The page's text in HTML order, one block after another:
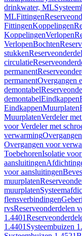
drinkwater, ML
MLFittingen
FittingenKoppelingen
KoppelingenVerlopen
VerlopenBochten
stukken
circulatie
permanent
permanentOvergangen
demontabel
demontabelEindkappen
EindkappenMuurplaten
MuurplatenVerdeler
voor Verdeler met
verwarming
Overgangen voor
ToebehorenIsolatie
aansluitingen
voor aansluitingen
muurplaten
muurplaten
flensverbindingen
rvsReserveonderdelen
1.4401
1.4401 Systeembuizen